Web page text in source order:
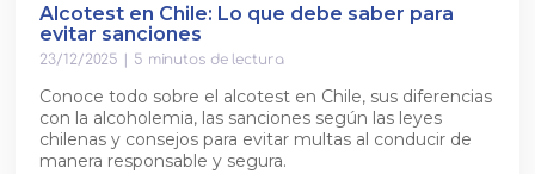
Alcotest en Chile: Lo que debe saber para
evitar sanciones
23/12/2025 5 minutos de lectura
Conoce todo sobre el alcotest en Chile, sus diferencias
con la alcoholemia, las sanciones según las leyes
chilenas y consejos para evitar multas al conducir de
manera responsable y segura.